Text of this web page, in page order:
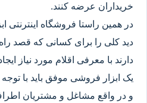
خریداران عرضه کنند.
در همین راستا فروشگاه اینترنتی
دید کلی را برای کسانی که قصد
دارند با معرفی اقلام مورد نیاز
یک ابزار فروشی موفق باید با
و در واقع مشاغل و مشتریان